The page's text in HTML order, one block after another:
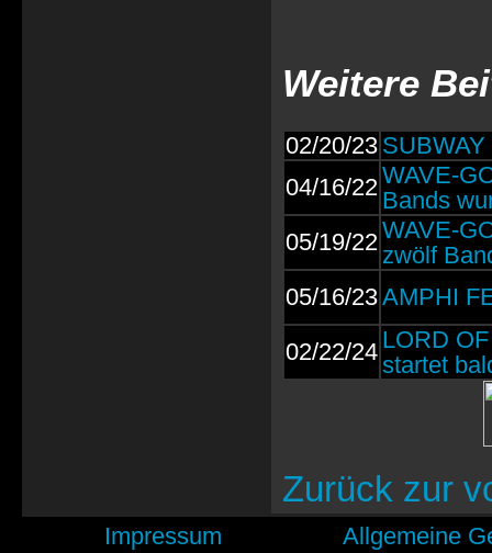
Weitere
02/20/23
04/16/22WAVE-
Bands
05/19/22WAVE-
zwölf
05/16/23AMPHI
02/22/24 LORD
startet
Zurück zur
Impressum
Allgemeine